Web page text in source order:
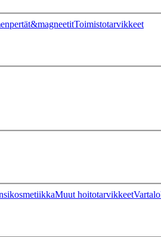
Toimistotarvikkeet
Muut hoitotarvikkeet